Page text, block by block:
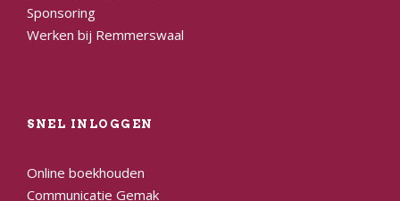
Sponsoring
Werken bij Remmerswaal
SNEL INLOGGEN
Online boekhouden
Communicatie Gemak